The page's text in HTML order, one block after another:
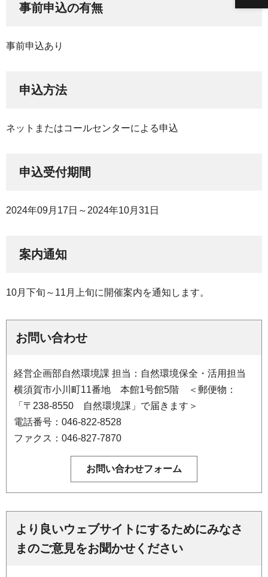
事前申込の有無
事前申込あり
申込方法
ネットまたはコールセンターによる申込
申込受付期間
2024年09月17日～2024年10月31日
案内通知
10月下旬～11月上旬に開催案内を通知します。
お問い合わせ
経営企画部自然環境課 担当：自然環境保全・活用担当
横須賀市小川町11番地 本館1号館5階 ＜郵便物：
「〒238-8550 自然環境課」で届きます＞
電話番号：046-822-8528
ファクス：046-827-7870
より良いウェブサイトにするためにみなさ
まのご意見をお聞かせください